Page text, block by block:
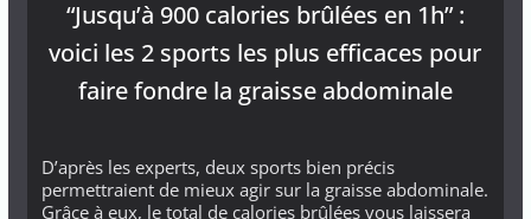
“Jusqu’à 900 calories brûlées en 1h” :
voici les 2 sports les plus efficaces pour
faire fondre la graisse abdominale
D’après les experts, deux sports bien précis
permettraient de mieux agir sur la graisse abdominale.
Grâce à eux, le total de calories brûlées vous laissera